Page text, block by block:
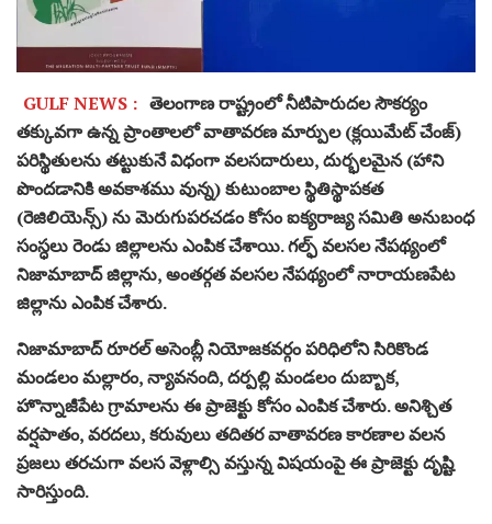
GULF NEWS : తెలంగాణ రాష్ట్రంలో నీటిపారుదల సౌకర్యం
తక్కువగా ఉన్న ప్రాంతాలలో వాతావరణ మార్పుల (క్లయిమేట్ చేంజ్)
పరిస్థితులను తట్టుకునే విధంగా వలసదారులు, దుర్భలమైన (హాని
పొందడానికి అవకాశము వున్న) కుటుంబాల స్థితిస్థాపకత
(రెజిలియెన్స్) ను మెరుగుపరచడం కోసం ఐక్యరాజ్య సమితి అనుబంధ
సంస్ధలు రెండు జిల్లాలను ఎంపిక చేశాయి. గల్ఫ్ వలసల నేపథ్యంలో
నిజామాబాద్ జిల్లాను, అంతర్గత వలసల నేపథ్యంలో నారాయణపేట
జిల్లాను ఎంపిక చేశారు.
నిజామాబాద్ రూరల్ అసెంబ్లీ నియోజకవర్గం పరిధిలోని సిరికొండ
మండలం మల్లారం, న్యావనంది, దర్పల్లి మండలం దుబ్బాక,
హొన్నాజీపేట గ్రామాలను ఈ ప్రాజెక్టు కోసం ఎంపిక చేశారు. అనిశ్చిత
వర్షపాతం, వరదలు, కరువులు తదితర వాతావరణ కారణాల వలన
ప్రజలు తరచుగా వలస వెళ్లాల్సి వస్తున్న విషయంపై ఈ ప్రాజెక్టు దృష్టి
సారిస్తుంది.